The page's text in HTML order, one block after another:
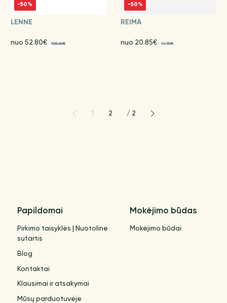
-50%
LENNE
nuo 52.80€ 105.60€
-50%
REIMA
nuo 20.85€ 41.70€
1 2 / 2
Papildomai
Pirkimo taisyklės | Nuotolinė
sutartis
Blog
Kontaktai
Klausimai ir atsakymai
Mūsų parduotuvėje
Mokėjimo būdas
Mokėjimo būdai